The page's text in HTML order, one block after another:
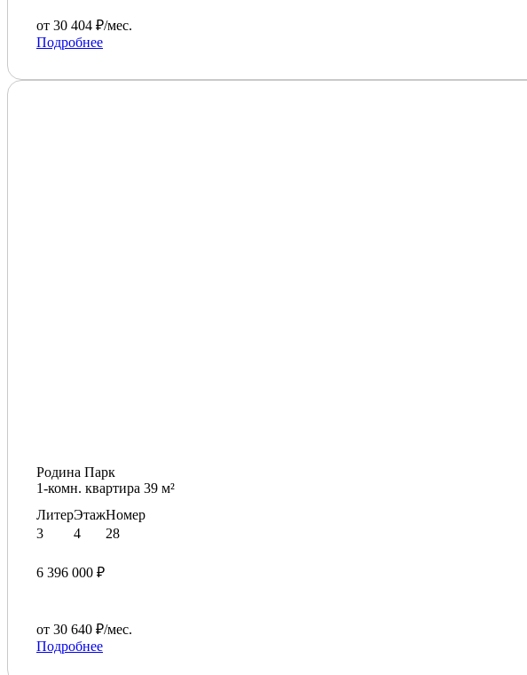
от 30 404 ₽/мес.
Подробнее
Родина Парк
1-комн. квартира 39 м²
Литер
3
Этаж
4
Номер
28
6 396 000 ₽
от 30 640 ₽/мес.
Подробнее